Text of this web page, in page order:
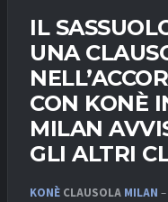
IL
UNA
CON KONÈ
MILAN
GLI ALTRI
KONÈ CLAUSOLA MILAN